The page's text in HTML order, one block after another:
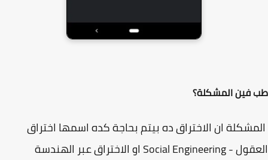
المشكلة؟
ان الاختراق ده بيتم بحاجة كده اسمها اختراق
العقول - Social Engineering او الاختراق عبر الهندسة